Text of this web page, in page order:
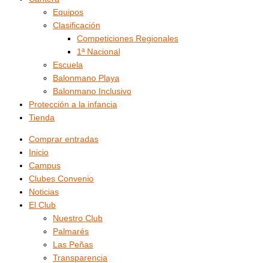
Equipos
Clasificación
Competiciones Regionales
1ª Nacional
Escuela
Balonmano Playa
Balonmano Inclusivo
Protección a la infancia
Tienda
Comprar entradas
Inicio
Campus
Clubes Convenio
Noticias
El Club
Nuestro Club
Palmarés
Las Peñas
Transparencia